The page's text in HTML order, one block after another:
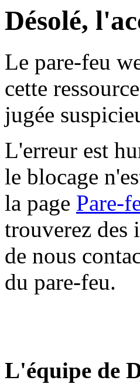
Désolé,
Le pare-feu
cette
jugée
L'erreur est
le blocage
la page Pare-
trouverez des
de nous
du pare-feu.
L'équipe de